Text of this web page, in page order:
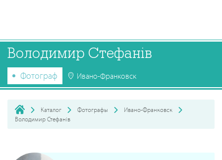
Володимир Стефанів
Фотограф Ивано-Франковск
Каталог Фотографы
Ивано-Франковск
Володимир Стефанів